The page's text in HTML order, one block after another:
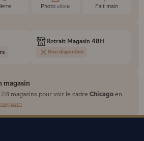
Photo offerte Fait main
Retrait Magasin 48H
Non disponible
magasin
magasins pour voir le cadre Chicagoen